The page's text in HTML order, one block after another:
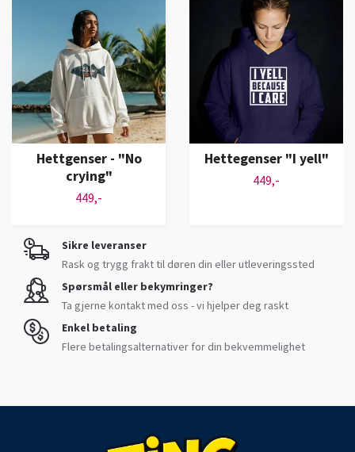
Hettgenser - "No
crying"
449,-
Hettegenser "I yell"
449,-
Sikre leveranser
Rask og trygg frakt til døren din eller utleveringssted
Spørsmål eller bekymringer?
Ta gjerne kontakt med oss - vi hjelper deg raskt
Enkel betaling
Flere betalingsalternativer for din bekvemmelighet